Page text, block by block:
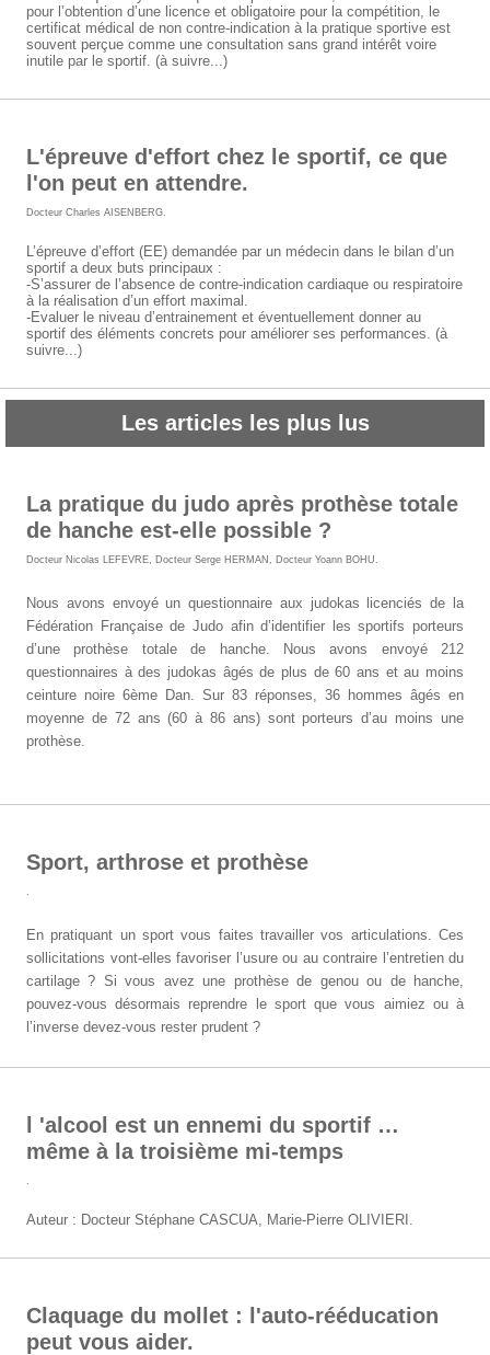
pour l’obtention d’une licence et obligatoire pour la compétition, le
certificat médical de non contre-indication à la pratique sportive est
souvent perçue comme une consultation sans grand intérêt voire
inutile par le sportif. (à suivre...)
L'épreuve d'effort chez le sportif, ce que
l'on peut en attendre.
Docteur Charles AISENBERG
L’épreuve d’effort (EE) demandée par un médecin dans le bilan d’un
sportif a deux buts principaux :
-S’assurer de l’absence de contre-indication cardiaque ou respiratoire
à la réalisation d’un effort maximal.
-Evaluer le niveau d’entrainement et éventuellement donner au
sportif des éléments concrets pour améliorer ses performances. (à
suivre...)
Les articles les plus lus
La pratique du judo après prothèse totale
de hanche est-elle possible ?
Docteur Nicolas LEFEVRE Docteur Serge HERMAN Docteur Yoann BOHU
Nous avons envoyé un questionnaire aux judokas licenciés de la
Fédération Française de Judo afin d’identifier les sportifs porteurs
d’une prothèse totale de hanche. Nous avons envoyé 212
questionnaires à des judokas âgés de plus de 60 ans et au moins
ceinture noire 6ème Dan. Sur 83 réponses, 36 hommes âgés en
moyenne de 72 ans (60 à 86 ans) sont porteurs d’au moins une
prothèse.
Sport, arthrose et prothèse
En pratiquant un sport vous faites travailler vos articulations. Ces
sollicitations vont-elles favoriser l’usure ou au contraire l’entretien du
cartilage ? Si vous avez une prothèse de genou ou de hanche,
pouvez-vous désormais reprendre le sport que vous aimiez ou à
l’inverse devez-vous rester prudent ?
l 'alcool est un ennemi du sportif …
même à la troisième mi-temps
Auteur : Docteur Stéphane CASCUA, Marie-Pierre OLIVIERI.
Claquage du mollet : l'auto-rééducation
peut vous aider.